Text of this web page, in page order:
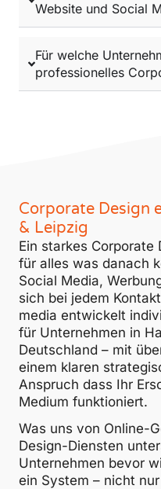
Website und Social
Für welche
professionelles
Corporate Design
& Leipzig
Ein starkes Corporate
für alles was danach
Social Media,
sich bei jedem
media entwickelt
für Unternehmen in
Deutschland – mit
einem klaren
Anspruch dass Ihr
Medium funktioniert.
Was uns von Online-
Design-Diensten
Unternehmen bevor
ein System – nicht